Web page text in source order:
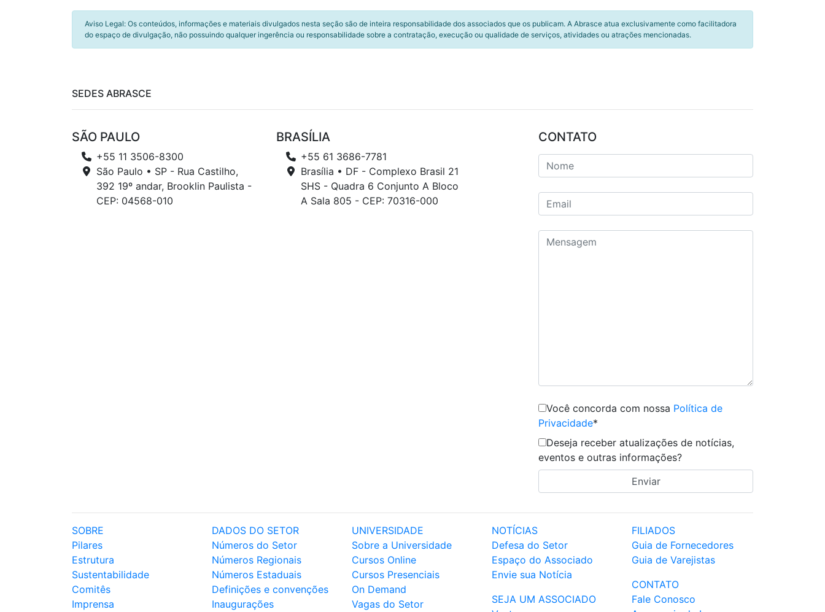
Aviso Legal: Os conteúdos, informações e materiais divulgados nesta seção são de inteira responsabilidade dos associados que os publicam. A Abrasce atua exclusivamente como facilitadora
do espaço de divulgação, não possuindo qualquer ingerência ou responsabilidade sobre a contratação, execução ou qualidade de serviços, atividades ou atrações mencionadas.
SEDES ABRASCE
SÃO PAULO
+55 11 3506-8300
São Paulo • SP - Rua Castilho,
392 19º andar, Brooklin Paulista -
CEP: 04568-010
BRASÍLIA
+55 61 3686-7781
Brasília • DF - Complexo Brasil 21
SHS - Quadra 6 Conjunto A Bloco
A Sala 805 - CEP: 70316-000
CONTATO
Você concorda com nossa Política de
Privacidade*
Deseja receber atualizações de notícias,
eventos e outras informações?
SOBRE
Pilares
Estrutura
Sustentabilidade
Comitês
Imprensa
DADOS DO SETOR
Números do Setor
Números Regionais
Números Estaduais
Definições e convenções
Inaugurações
UNIVERSIDADE
Sobre a Universidade
Cursos Online
Cursos Presenciais
On Demand
Vagas do Setor
NOTÍCIAS
Defesa do Setor
Espaço do Associado
Envie sua Notícia
SEJA UM ASSOCIADO
FILIADOS
Guia de Fornecedores
Guia de Varejistas
CONTATO
Fale Conosco